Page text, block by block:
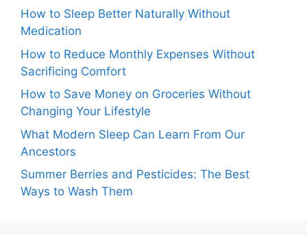
How to Sleep Better Naturally Without
Medication
How to Reduce Monthly Expenses Without
Sacrificing Comfort
How to Save Money on Groceries Without
Changing Your Lifestyle
What Modern Sleep Can Learn From Our
Ancestors
Summer Berries and Pesticides: The Best
Ways to Wash Them